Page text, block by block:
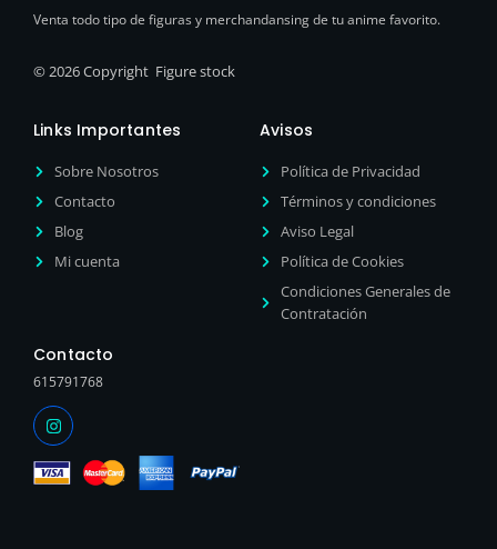
Venta todo tipo de figuras y merchandansing de tu anime favorito.
© 2026 Copyright Figure stock
Links Importantes
Sobre Nosotros
Contacto
Blog
Mi cuenta
Avisos
Política de Privacidad
Términos y condiciones
Aviso Legal
Política de Cookies
Condiciones Generales de
Contratación
Contacto
615791768